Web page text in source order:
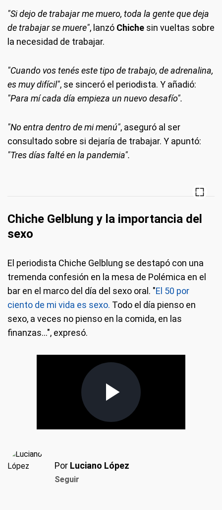
"Si dejo de trabajar me muero, toda la gente que deja
de trabajar se muere", lanzó Chiche sin vueltas sobre
la necesidad de trabajar.
"Cuando vos tenés este tipo de trabajo, de adrenalina,
es muy difícil", se sinceró el periodista. Y añadió:
"Para mí cada día empieza un nuevo desafío".
"No entra dentro de mi menú", aseguró al ser
consultado sobre si dejaría de trabajar. Y apuntó:
"Tres días falté en la pandemia".
Chiche Gelblung y la importancia del
sexo
El periodista Chiche Gelblung se destapó con una
tremenda confesión en la mesa de Polémica en el
bar en el marco del día del sexo oral. "El 50 por
ciento de mi vida es sexo. Todo el día pienso en
sexo, a veces no pienso en la comida, en las
finanzas...", expresó.
Por Luciano López
Seguir